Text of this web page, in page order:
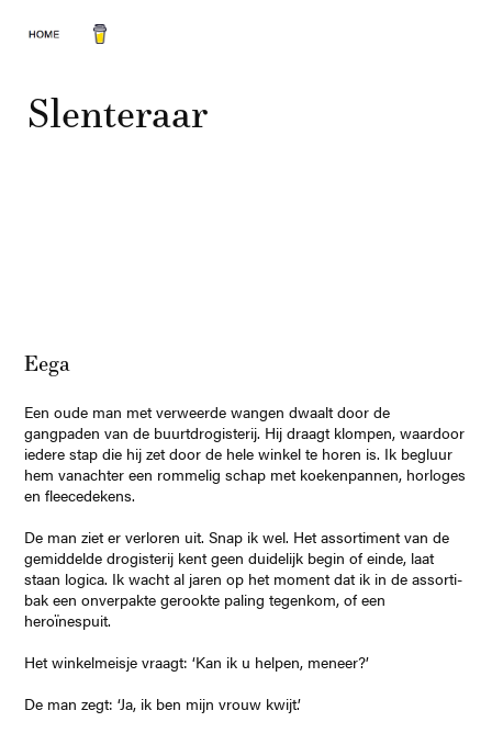
Slenteraar
Eega
Een oude man met verweerde wangen dwaalt door de
gangpaden van de buurtdrogisterij. Hij draagt klompen, waardoor
iedere stap die hij zet door de hele winkel te horen is. Ik begluur
hem vanachter een rommelig schap met koekenpannen, horloges
en fleecedekens.
De man ziet er verloren uit. Snap ik wel. Het assortiment van de
gemiddelde drogisterij kent geen duidelijk begin of einde, laat
staan logica. Ik wacht al jaren op het moment dat ik in de assorti-
bak een onverpakte gerookte paling tegenkom, of een
heroïnespuit.
Het winkelmeisje vraagt: ‘Kan ik u helpen, meneer?’
De man zegt: ‘Ja, ik ben mijn vrouw kwijt.’